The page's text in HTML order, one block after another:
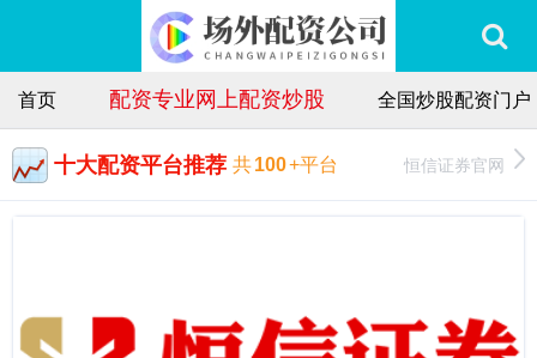
首页 配资专业网上配资炒股 全国炒股配资门户
十大配资平台推荐 共100+平台 恒信证券官网